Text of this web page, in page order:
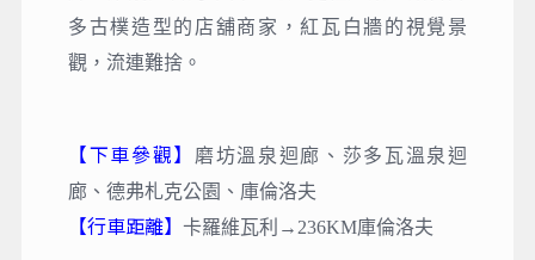
多古樸造型的店舖商家，紅瓦白牆的視覺景
觀，流連難捨。
【下車參觀】
磨坊溫泉迴廊、莎多瓦溫泉迴
廊、德弗札克公園、庫倫洛夫
【行車距離】 卡羅維瓦利→236KM庫倫洛夫